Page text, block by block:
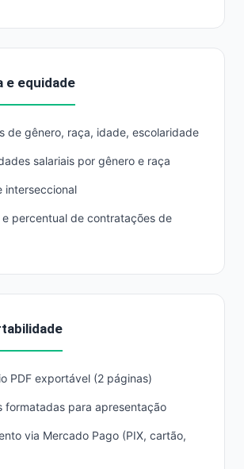
e equidade
de gênero, raça, idade, escolaridade
salariais por gênero e raça
interseccional
e percentual de contratações de
PDF exportável (2 páginas)
formatadas para apresentação
via Mercado Pago (PIX, cartão,